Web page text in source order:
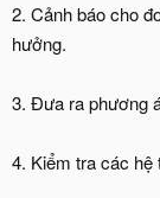
2. Cảnh báo cho
hưởng.
3. Đưa ra phương
4. Kiểm tra các hệ